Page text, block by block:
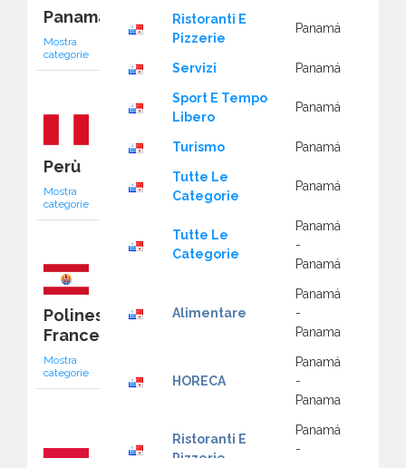
Panamá
Mostra
categorie
Perù
Mostra
categorie
Polinesia
Francese
Mostra
categorie
Ristoranti E
Pizzerie
Panamá
Servizi Panamá
Sport E Tempo
Libero
Panamá
Turismo Panamá
Tutte Le
Categorie
Panamá
Tutte Le
Categorie
Panamá
-
Panamá
Alimentare
Panamá
-
Panama
HORECA
Panamá
-
Panama
Ristoranti E
Pizzerie
Panamá
-